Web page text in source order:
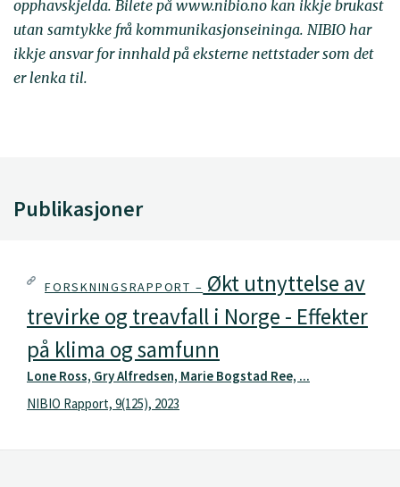
opphavskjelda. Bilete på www.nibio.no kan ikkje brukast
utan samtykke frå kommunikasjonseininga. NIBIO har
ikkje ansvar for innhald på eksterne nettstader som det
er lenka til.
Publikasjoner
FORSKNINGSRAPPORT – Økt utnyttelse av
trevirke og treavfall i Norge - Effekter
på klima og samfunn
Lone Ross, Gry Alfredsen, Marie Bogstad Ree, ...
NIBIO Rapport, 9(125), 2023